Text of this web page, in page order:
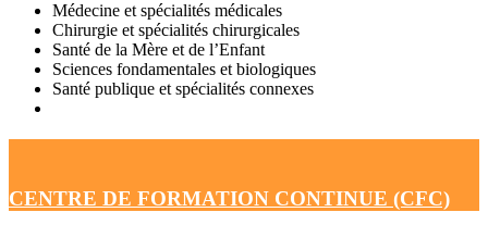
Médecine et spécialités médicales
Chirurgie et spécialités chirurgicales
Santé de la Mère et de l’Enfant
Sciences fondamentales et biologiques
Santé publique et spécialités connexes
CENTRE DE FORMATION CONTINUE (CFC)